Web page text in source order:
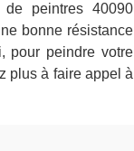
peintres 40090
bonne résistance
pour peindre votre
plus à faire appel à